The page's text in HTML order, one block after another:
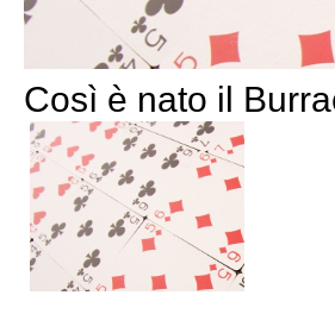
Così è nato il